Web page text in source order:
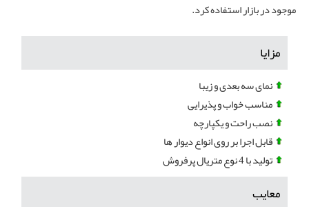
موجود در بازار استفاده کرد.
مزایا
نمای سه بعدی و زیبا
مناسب خواب و پذیرایی
نصب راحت و یکپارچه
قابل اجرا بر روی انواع دیوار ها
تولید با 4 نوع متریال پرفروش
معایب